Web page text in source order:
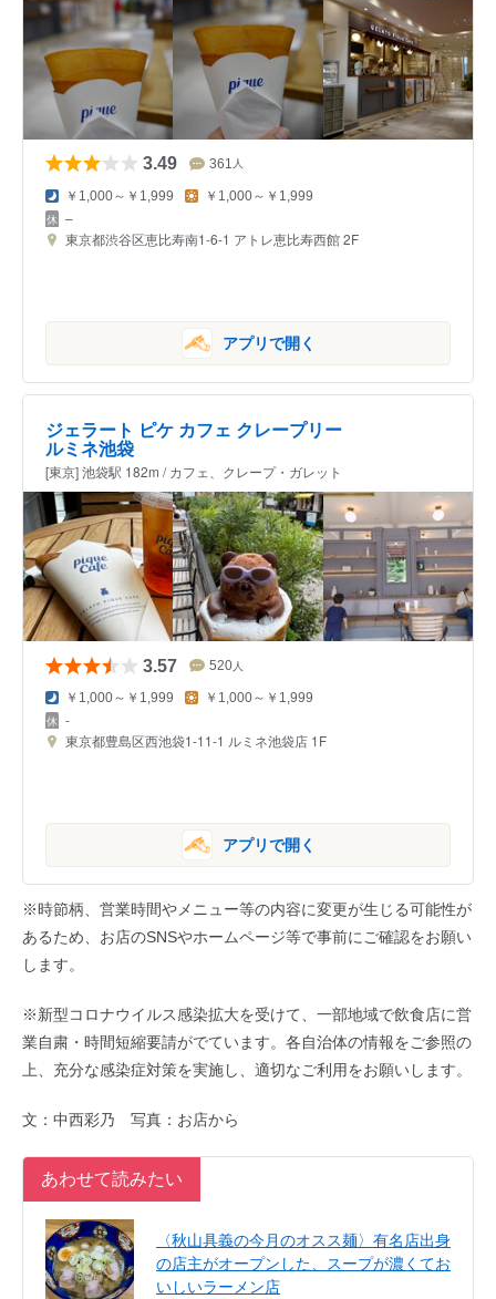
3.49 361 人
￥1,000～￥1,999 ￥1,000～￥1,999
–
東京都渋谷区恵比寿南1-6-1 アトレ恵比寿西館 2F
アプリで開く
ジェラート ピケ カフェ クレープリー
ルミネ池袋
[東京] 池袋駅 182m / カフェ、クレープ・ガレット
3.57 520 人
￥1,000～￥1,999 ￥1,000～￥1,999
-
東京都豊島区西池袋1-11-1 ルミネ池袋店 1F
アプリで開く
※時節柄、営業時間やメニュー等の内容に変更が生じる可能性が
あるため、お店のSNSやホームページ等で事前にご確認をお願い
します。
※新型コロナウイルス感染拡大を受けて、一部地域で飲食店に営
業自粛・時間短縮要請がでています。各自治体の情報をご参照の
上、充分な感染症対策を実施し、適切なご利用をお願いします。
文：中西彩乃 写真：お店から
あわせて読みたい
〈秋山具義の今月のオスス麺〉有名店出身
の店主がオープンした、スープが濃くてお
いしいラーメン店